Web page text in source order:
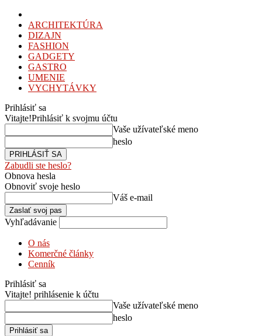
ARCHITEKTÚRA
DIZAJN
FASHION
GADGETY
GASTRO
UMENIE
VYCHYTÁVKY
Prihlásiť sa
Vitajte!Prihlásiť k svojmu účtu
Vaše užívateľské meno
heslo
Zabudli ste heslo?
Obnova hesla
Obnoviť svoje heslo
Váš e-mail
Vyhľadávanie
O nás
Komerčné články
Cenník
Prihlásiť sa
Vitajte! prihlásenie k účtu
Vaše užívateľské meno
heslo